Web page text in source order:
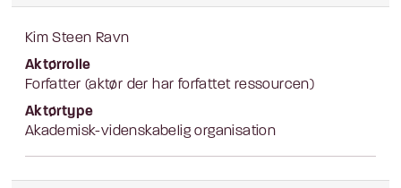
Kim Steen Ravn
Aktørrolle
Forfatter (aktør der har forfattet ressourcen)
Aktørtype
Akademisk-videnskabelig organisation